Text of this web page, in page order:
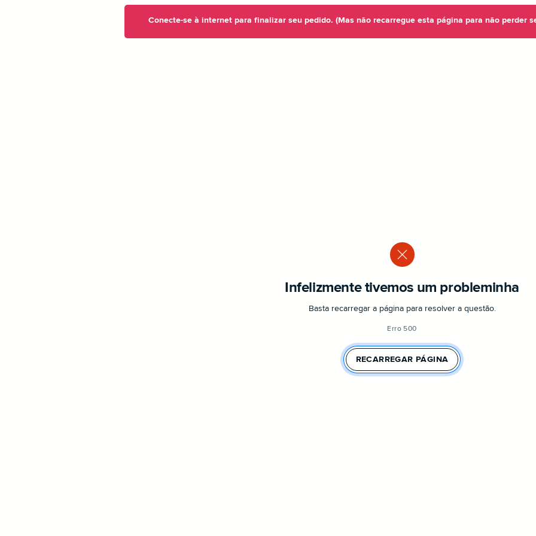
Conecte-se à internet para finalizar seu pedido. (Mas não recarregue esta página para não perder
Infelizmente tivemos um probleminha
Basta recarregar a página para resolver a questão.
Erro 500
RECARREGAR PÁGINA